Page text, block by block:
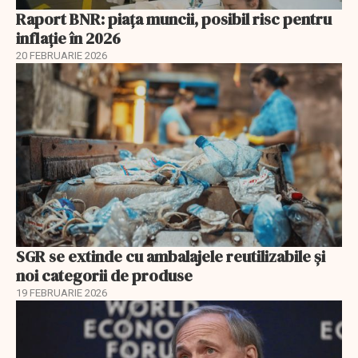
Raport BNR: piața muncii, posibil risc pentru
inflație în 2026
20 FEBRUARIE 2026
SGR se extinde cu ambalajele reutilizabile și
noi categorii de produse
19 FEBRUARIE 2026